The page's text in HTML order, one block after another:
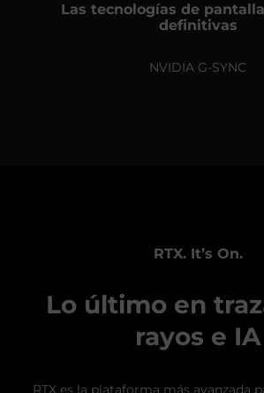
Las tecnologías de
definitivas
NVIDIA G-SYNC
RTX. It’s On.
Lo último en
rayos e IA
RTX es la plataforma más avanzada